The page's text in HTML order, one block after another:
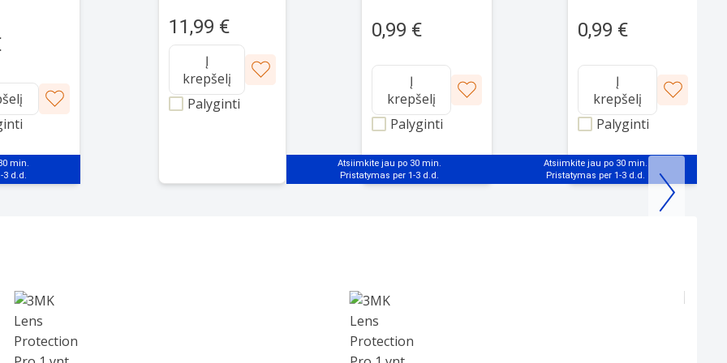
min.
11,99 €
Į
krepšelį
Palyginti
0,99 €
Atsiimkite jau po 30 min.
Į
krepšelį
Palyginti
0,99 €
Atsiimkite jau po 30 min.
Į
krepšelį
Palyginti